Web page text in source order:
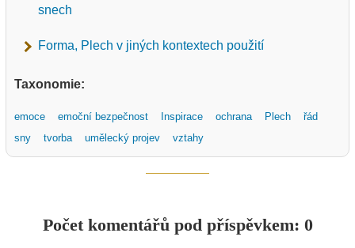
snech
Forma, Plech v jiných kontextech použití
Taxonomie:
emoce emoční bezpečnost Inspirace ochrana Plech
řád
sny
tvorba umělecký projev vztahy
Počet komentářů pod příspěvkem: 0